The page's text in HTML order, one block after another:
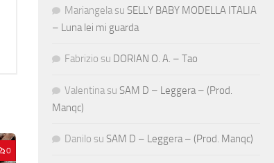
0
Mariangela su SELLY BABY MODELLA ITALIA
– Luna lei mi guarda
Fabrizio su DORIAN O. A. – Tao
Valentina su SAM D – Leggera – (Prod.
Manqc)
Danilo su SAM D – Leggera – (Prod. Manqc)